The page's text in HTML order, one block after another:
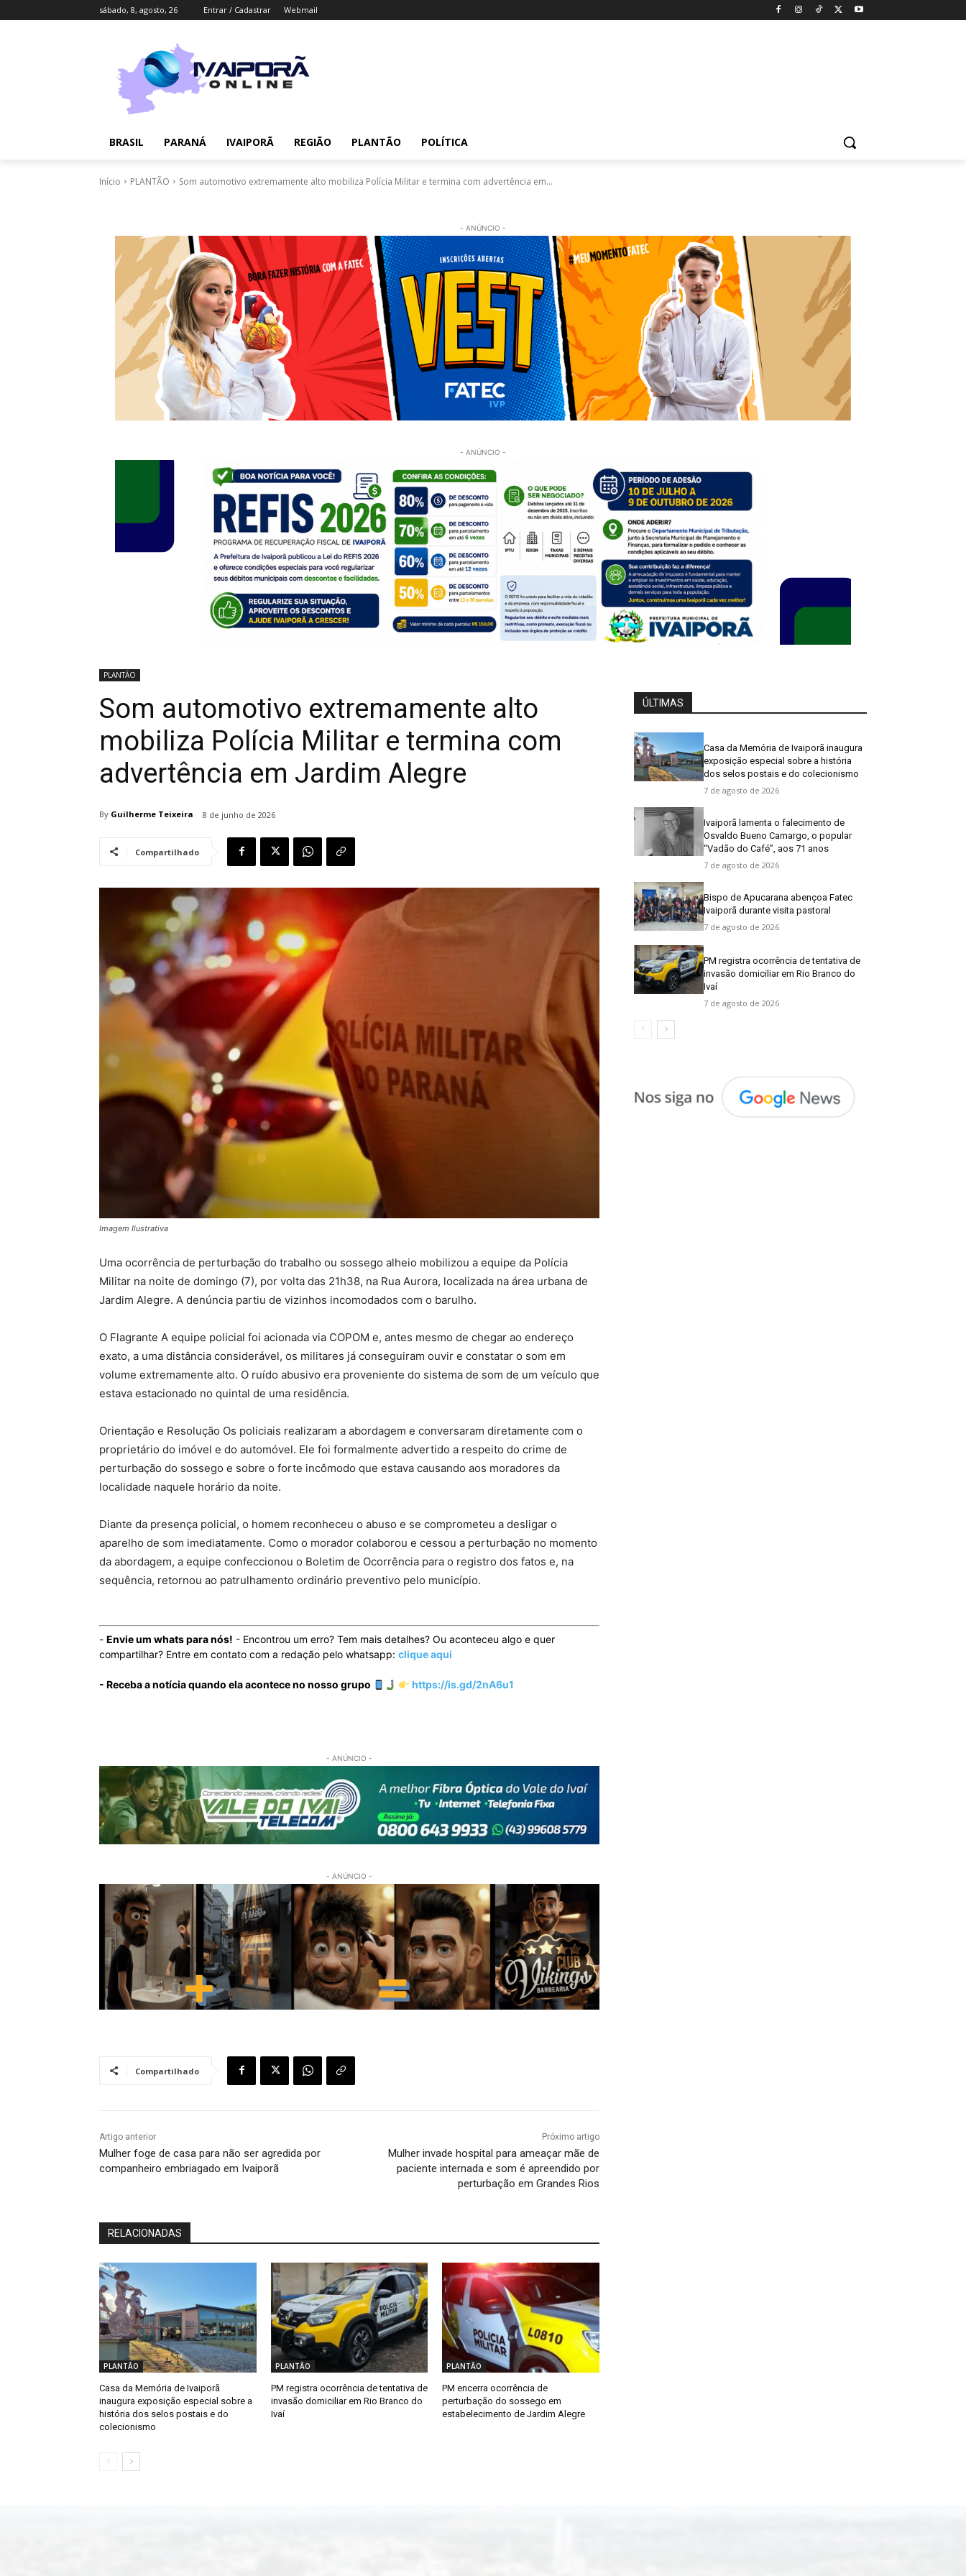
sábado, 8, agosto, 26 Entrar / Cadastrar Webmail
BRASIL PARANÁ IVAIPORÃ REGIÃO PLANTÃO POLÍTICA
Início PLANTÃO Som automotivo extremamente alto mobiliza Polícia Militar e termina com advertência em...
- ANÚNCIO -
- ANÚNCIO -
PLANTÃO
Som automotivo extremamente alto
mobiliza Polícia Militar e termina com
advertência em Jardim Alegre
By Guilherme Teixeira 8 de junho de 2026
Compartilhado
Imagem Ilustrativa
Uma ocorrência de perturbação do trabalho ou sossego alheio mobilizou a equipe da Polícia
Militar na noite de domingo (7), por volta das 21h38, na Rua Aurora, localizada na área urbana de
Jardim Alegre. A denúncia partiu de vizinhos incomodados com o barulho.
O Flagrante A equipe policial foi acionada via COPOM e, antes mesmo de chegar ao endereço
exato, a uma distância considerável, os militares já conseguiram ouvir e constatar o som em
volume extremamente alto. O ruído abusivo era proveniente do sistema de som de um veículo que
estava estacionado no quintal de uma residência.
Orientação e Resolução Os policiais realizaram a abordagem e conversaram diretamente com o
proprietário do imóvel e do automóvel. Ele foi formalmente advertido a respeito do crime de
perturbação do sossego e sobre o forte incômodo que estava causando aos moradores da
localidade naquele horário da noite.
Diante da presença policial, o homem reconheceu o abuso e se comprometeu a desligar o
aparelho de som imediatamente. Como o morador colaborou e cessou a perturbação no momento
da abordagem, a equipe confeccionou o Boletim de Ocorrência para o registro dos fatos e, na
sequência, retornou ao patrulhamento ordinário preventivo pelo município.
- Envie um whats para nós! - Encontrou um erro? Tem mais detalhes? Ou aconteceu algo e quer
compartilhar? Entre em contato com a redação pelo whatsapp: clique aqui
- Receba a notícia quando ela acontece no nosso grupo https://is.gd/2nA6u1
- ANÚNCIO -
- ANÚNCIO -
Compartilhado
Artigo anterior
Mulher foge de casa para não ser agredida por
companheiro embriagado em Ivaiporã
Próximo artigo
Mulher invade hospital para ameaçar mãe de
paciente internada e som é apreendido por
perturbação em Grandes Rios
RELACIONADAS
PLANTÃO
Casa da Memória de Ivaiporã
inaugura exposição especial sobre a
história dos selos postais e do
colecionismo
PLANTÃO
PM registra ocorrência de tentativa de
invasão domiciliar em Rio Branco do
Ivaí
PLANTÃO
PM encerra ocorrência de
perturbação do sossego em
estabelecimento de Jardim Alegre
ÚLTIMAS
Casa da Memória de Ivaiporã inaugura
exposição especial sobre a história
dos selos postais e do colecionismo
7 de agosto de 2026
Ivaiporã lamenta o falecimento de
Osvaldo Bueno Camargo, o popular
“Vadão do Café”, aos 71 anos
7 de agosto de 2026
Bispo de Apucarana abençoa Fatec
Ivaiporã durante visita pastoral
7 de agosto de 2026
PM registra ocorrência de tentativa de
invasão domiciliar em Rio Branco do
Ivaí
7 de agosto de 2026